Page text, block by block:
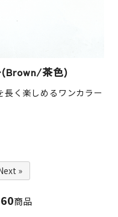
(Brown/茶色)
長く楽しめるワンカラー
»
商品